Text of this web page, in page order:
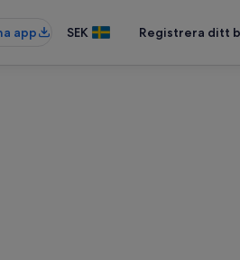
app SEK Registrera ditt